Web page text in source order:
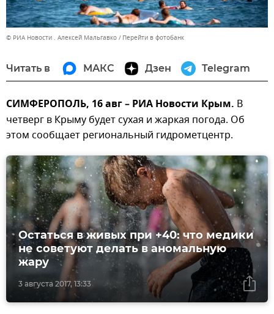
© РИА Новости . Алексей Мальгавко Перейти в фотобанк
Читать в МАКС Дзен Telegram
СИМФЕРОПОЛЬ, 16 авг – РИА Новости Крым. В
четверг в Крыму будет сухая и жаркая погода. Об
этом сообщает региональный гидрометцентр.
3 августа 2017, 13:33
Остаться в живых при +40: что медики
не советуют делать в аномальную
жару